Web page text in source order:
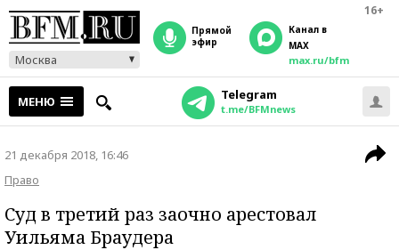
16+
Москва
прямой
эфир
Канал в
MAX
max.ru/bfm
МЕНЮ Telegram
t.me/BFMnews
21 декабря 2018, 16:46
Право
Суд в третий раз заочно арестовал
Уильяма Браудера